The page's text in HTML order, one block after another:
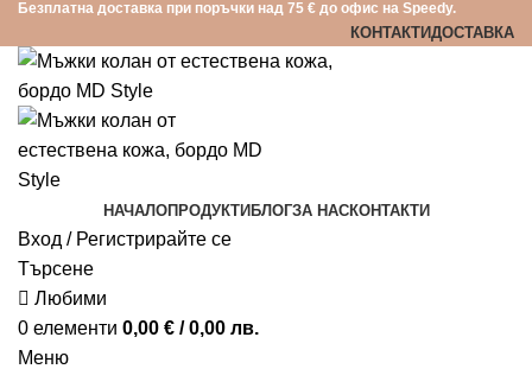
Безплатна доставка при поръчки над 75 € до офис на Speedy.
КОНТАКТИДОСТАВКА
НАЧАЛОПРОДУКТИ БЛОГЗА НАСКОНТАКТИ
Вход / Регистрирайте се
Търсене
Любими
0 елементи 0,00 € / 0,00 лв.
Меню